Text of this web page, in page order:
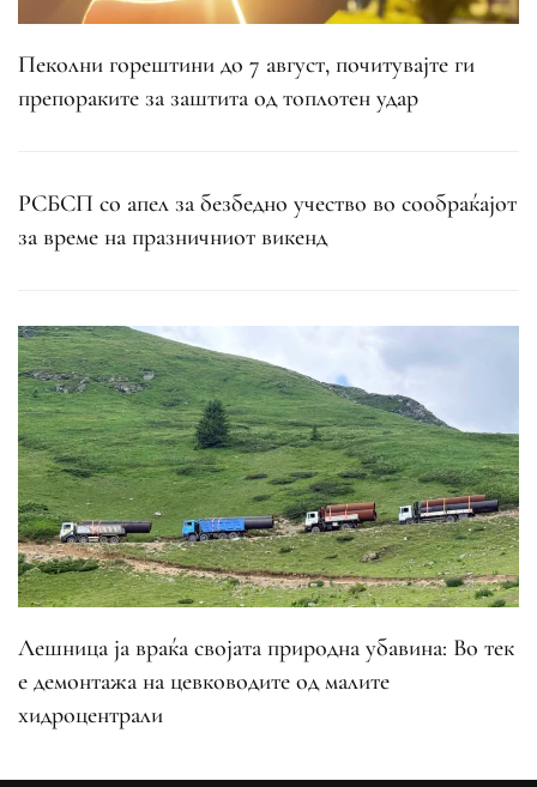
Пеколни горештини до 7 август, почитувајте ги
препораките за заштита од топлотен удар
РСБСП со апел за безбедно учество во сообраќајот
за време на празничниот викенд
Лешница ја враќа својата природна убавина: Во тек
е демонтажа на цевководите од малите
хидроцентрали